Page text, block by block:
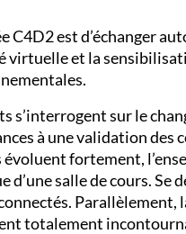
C4D2 est d’échanger
virtuelle et la
s’interrogent sur le
à une validation des
fortement,
d’une salle de cours.
totalement